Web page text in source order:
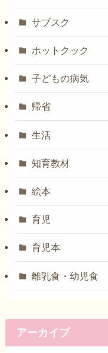
サブスク
ホットクック
子どもの病気
帰省
生活
知育教材
絵本
育児
育児本
離乳食・幼児食
アーカイブ